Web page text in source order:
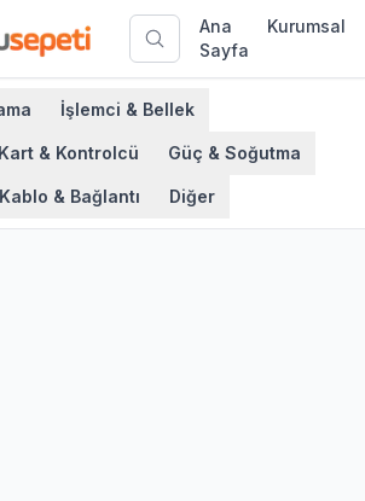
Ana
Sayfa
Kurumsal
İşlemci & Bellek
Kart & Kontrolcü Güç & Soğutma
Kablo & Bağlantı Diğer